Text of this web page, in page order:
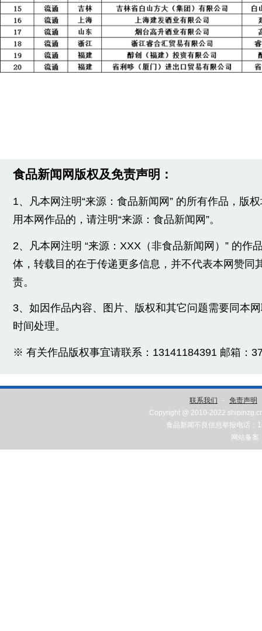
食品新闻网版权及免责声明：
1、凡本网注明“来源：食品新闻网” 的所有作品，版
用本网作品的，请注明“来源：食品新闻网”。
2、凡本网注明 “来源：XXX（非食品新闻网）” 的作
体，转载目的在于传递更多信息，并不代表本网赞同
责。
3、如因作品内容、图片、版权和其它问题需要同本
时间处理。
※ 有关作品版权事宜请联系：13141184391 邮箱：
联系我们 - 免责声明
Copyright @ 2010-2022
食品新闻不良信息举报电话：
网站备案